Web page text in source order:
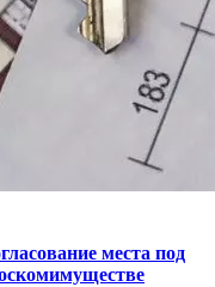
места под